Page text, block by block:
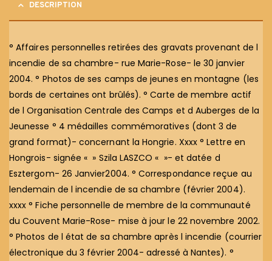
DESCRIPTION
° Affaires personnelles retirées des gravats provenant de l
incendie de sa chambre- rue Marie-Rose- le 30 janvier
2004. ° Photos de ses camps de jeunes en montagne (les
bords de certaines ont brûlés). ° Carte de membre actif
de l Organisation Centrale des Camps et d Auberges de la
Jeunesse ° 4 médailles commémoratives (dont 3 de
grand format)- concernant la Hongrie. Xxxx ° Lettre en
Hongrois- signée « » Szila LASZCO « »- et datée d
Esztergom- 26 Janvier2004. ° Correspondance reçue au
lendemain de l incendie de sa chambre (février 2004).
xxxx ° Fiche personnelle de membre de la communauté
du Couvent Marie-Rose- mise à jour le 22 novembre 2002.
° Photos de l état de sa chambre après l incendie (courrier
électronique du 3 février 2004- adressé à Nantes). °